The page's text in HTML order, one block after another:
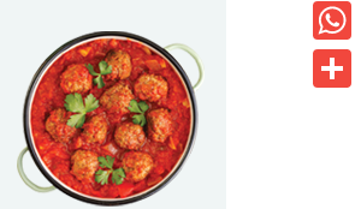
Email
WhatsApp